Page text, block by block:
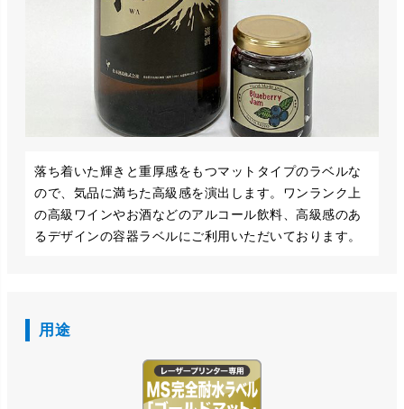
落ち着いた輝きと重厚感をもつマットタイプのラベルな
ので、気品に満ちた高級感を演出します。ワンランク上
の高級ワインやお酒などのアルコール飲料、高級感のあ
るデザインの容器ラベルにご利用いただいております。
用途